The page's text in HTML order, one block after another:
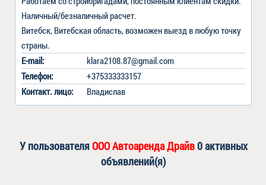
Наличный/безналичный расчет.
Витебск, Витебская область, возможен выезд в любую точку
страны.
E-mail:
klara2108.87@gmail.com
Телефон:
+375333333157
Контакт.лицо: Владислав
У пользователяООО Автоаренда Драйв0 активных
объявлений(я)